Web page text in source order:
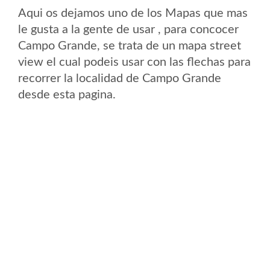
Aqui os dejamos uno de los Mapas que mas
le gusta a la gente de usar , para concocer
Campo Grande, se trata de un mapa street
view el cual podeis usar con las flechas para
recorrer la localidad de Campo Grande
desde esta pagina.